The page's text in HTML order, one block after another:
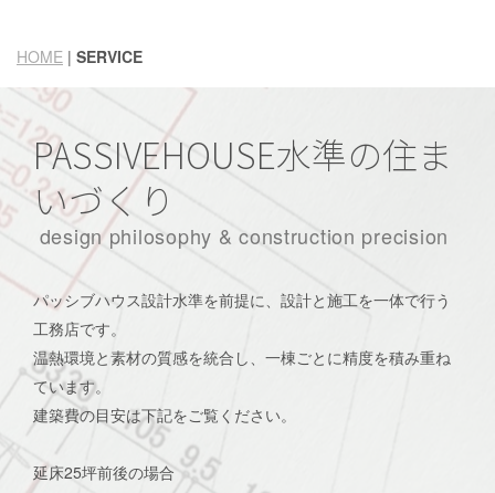
HOME | SERVICE
PASSIVEHOUSE水準の住ま
いづくり
design philosophy & construction precision
パッシブハウス設計水準を前提に、設計と施工を一体で行う
工務店です。
温熱環境と素材の質感を統合し、一棟ごとに精度を積み重ね
ています。
建築費の目安は下記をご覧ください。
延床25坪前後の場合